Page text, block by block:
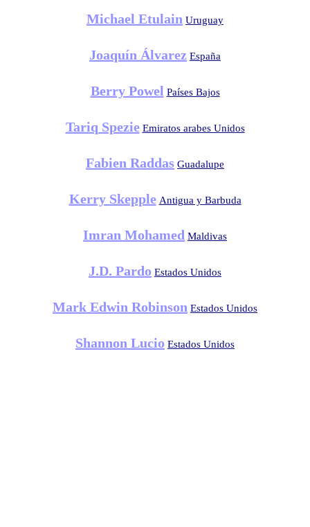
Michael Etulain Uruguay
Joaquín Álvarez España
Berry Powel Países Bajos
Tariq Spezie Emiratos arabes Unidos
Fabien Raddas Guadalupe
Kerry Skepple Antigua y Barbuda
Imran Mohamed Maldivas
J.D. Pardo Estados Unidos
Mark Edwin Robinson Estados Unidos
Shannon Lucio Estados Unidos